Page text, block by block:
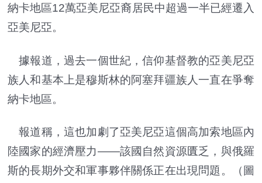
納卡地區12萬亞美尼亞裔居民中超過一半已經遷入
亞美尼亞。
據報道，過去一個世紀，信仰基督教的亞美尼亞
族人和基本上是穆斯林的阿塞拜疆族人一直在爭奪
納卡地區。
報道稱，這也加劇了亞美尼亞這個高加索地區內
陸國家的經濟壓力——該國自然資源匱乏，與俄羅
斯的長期外交和軍事夥伴關係正在出現問題。（圖